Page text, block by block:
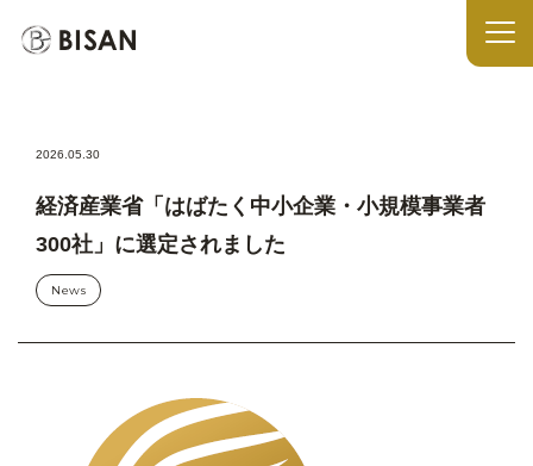
2026.05.30
経済産業省「はばたく中小企業・小規模事業者
300社」に選定されました
News